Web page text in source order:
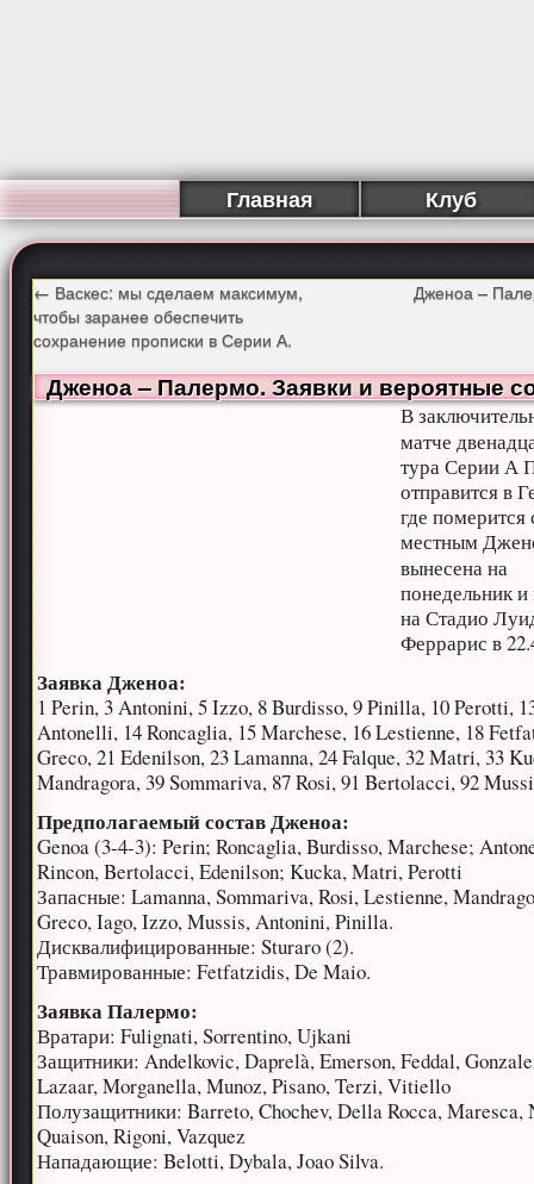
Главная Клуб
← Васкес: мы сделаем максимум,
чтобы заранее обеспечить
сохранение прописки в Серии А.
Дженоа –
Дженоа – Палермо. Заявки и вероятные
В
матче
тура Серии А
отправится в
где померится
местным
вынесена на
понедельник и
на Стадио
Феррарис в
Заявка Дженоа:
1 Perin, 3 Antonini, 5 Izzo, 8 Burdisso, 9 Pinilla, 10 Perotti,
Antonelli, 14 Roncaglia, 15 Marchese, 16 Lestienne, 18
Greco, 21 Edenilson, 23 Lamanna, 24 Falque, 32 Matri, 33
Mandragora, 39 Sommariva, 87 Rosi, 91 Bertolacci, 92
Предполагаемый состав Дженоа:
Genoa (3-4-3): Perin; Roncaglia, Burdisso, Marchese;
Rincon, Bertolacci, Edenilson; Kucka, Matri, Perotti
Запасные: Lamanna, Sommariva, Rosi, Lestienne,
Greco, Iago, Izzo, Mussis, Antonini, Pinilla.
Дисквалифицированные: Sturaro (2).
Травмированные: Fetfatzidis, De Maio.
Заявка Палермо:
Вратари: Fulignati, Sorrentino, Ujkani
Защитники: Andelkovic, Daprelà, Emerson, Feddal,
Lazaar, Morganella, Munoz, Pisano, Terzi, Vitiello
Полузащитники: Barreto, Chochev, Della Rocca, Maresca,
Quaison, Rigoni, Vazquez
Нападающие: Belotti, Dybala, Joao Silva.